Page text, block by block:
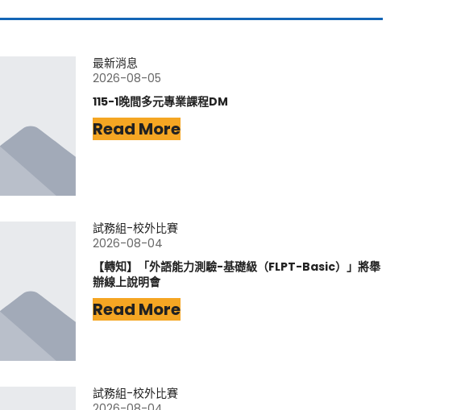
最新消息
2026-08-05
115-1晚間多元專業課程DM
Read More
試務組-校外比賽
2026-08-04
【轉知】「外語能力測驗-基礎級（FLPT-Basic）」將舉
辦線上說明會
Read More
試務組-校外比賽